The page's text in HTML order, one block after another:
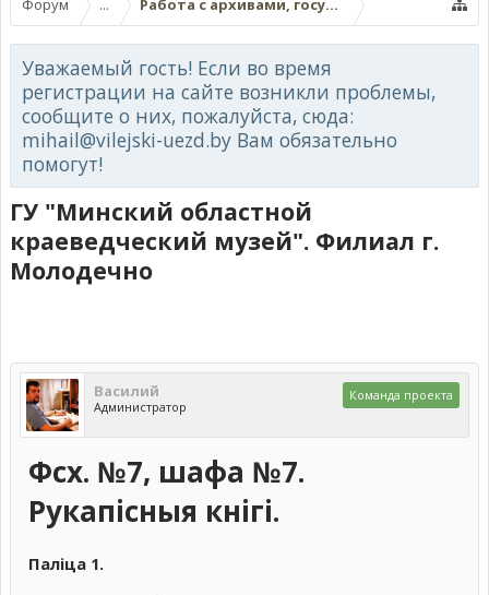
Форум ... Работа с архивами, госучреждениями,
Уважаемый гость! Если во время
регистрации на сайте возникли проблемы,
сообщите о них, пожалуйста, сюда:
mihail@vilejski-uezd.by Вам обязательно
помогут!
ГУ "Минский областной
краеведческий музей". Филиал г.
Молодечно
Василий
Администратор
Команда проекта
Фсх. №7, шафа №7.
Рукапісныя кнігі.
Паліца 1.